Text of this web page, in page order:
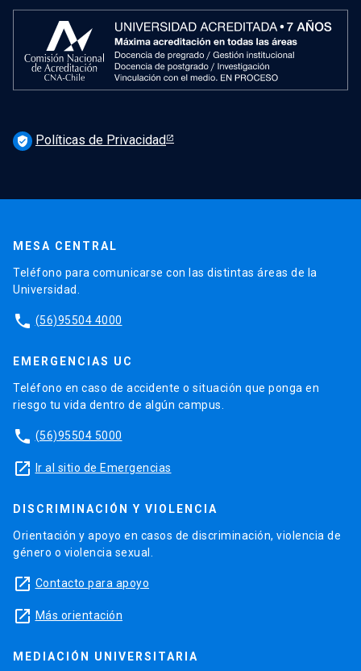
verified_user Políticas de Privacidad
MESA CENTRAL
Teléfono para comunicarse con las distintas áreas de la
Universidad.
phone (56)95504 4000
EMERGENCIAS UC
Teléfono en caso de accidente o situación que ponga en
riesgo tu vida dentro de algún campus.
phone (56)95504 5000
launch Ir al sitio de Emergencias
DISCRIMINACIÓN Y VIOLENCIA
Orientación y apoyo en casos de discriminación, violencia de
género o violencia sexual.
launch Contacto para apoyo
launch Más orientación
MEDIACIÓN UNIVERSITARIA